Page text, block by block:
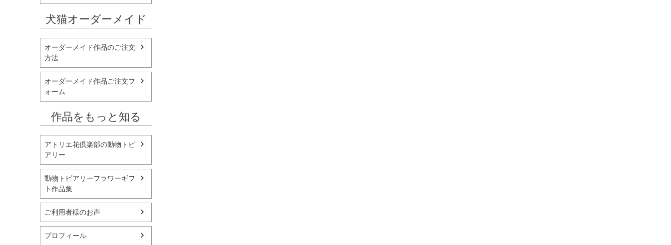
犬猫オーダーメイド
オーダーメイド作品のご注文
方法
オーダーメイド作品ご注文フ
ォーム
作品をもっと知る
アトリエ花倶楽部の動物トピ
アリー
動物トピアリーフラワーギフ
ト作品集
ご利用者様のお声
プロフィール